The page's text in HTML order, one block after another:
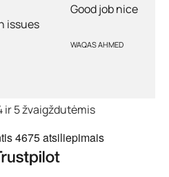
issues
Good job nice
WAQAS AHMED
ir 5 žvaigždutėmis
4675 atsiliepimais